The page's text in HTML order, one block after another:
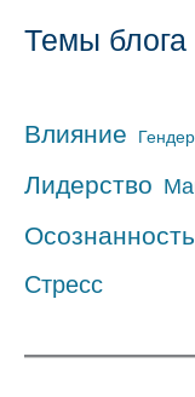
Темы блога
Влияние Гендер
Лидерство
Осознанность
Стресс